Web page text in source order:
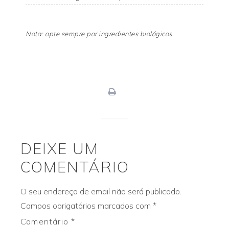
Nota: opte sempre por ingredientes biológicos.
DEIXE UM
COMENTÁRIO
O seu endereço de email não será publicado.
Campos obrigatórios marcados com *
Comentário*